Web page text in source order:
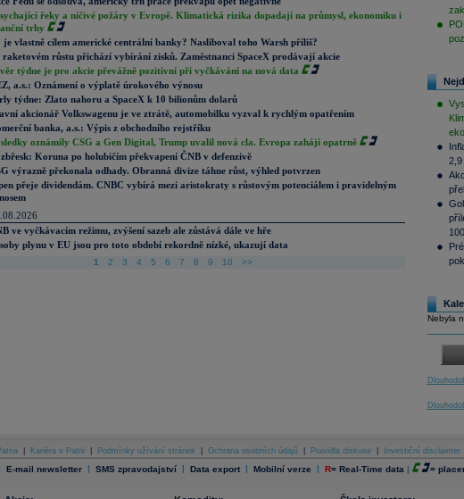
řeky a ničivé požáry v Evropě. Klimatická rizika dopadají na průmysl, ekonomiku i
trhy
je vlastně cílem americké centrální banky? Nasliboval toho Warsh příliš?
raketovém růstu přichází vybírání zisků. Zaměstnanci SpaceX prodávají akcie
týdne je pro akcie převážně pozitivní při vyčkávání na nová data
a.s.: Oznámení o výplatě úrokového výnosu
týdne: Zlato nahoru a SpaceX k 10 bilionům dolarů
akcionář Volkswagenu je ve ztrátě, automobilku vyzval k rychlým opatřením
banka, a.s.: Výpis z obchodního rejstříku
oznámily CSG a Gen Digital, Trump uvalil nová cla. Evropa zahájí opatrně
Koruna po holubičím překvapení ČNB v defenzivě
výrazně překonala odhady. Obranná divize táhne růst, výhled potvrzen
přeje dividendám. CNBC vybírá mezi aristokraty s růstovým potenciálem i pravidelným
ve vyčkávacím režimu, zvýšení sazeb ale zůstává dále ve hře
plynu v EU jsou pro toto období rekordně nízké, ukazují data
1 2 3 4 5 6 7 8 9 10 >>
2,9
Nebyla
Kariéra v Patrii Podmínky užívání stránek Ochrana osobních údajů Pravidla diskuse Investiční disclaimer
E-mail newsletter | SMS zpravodajství | Data export | Mobilní verze | R= Real-Time data | =